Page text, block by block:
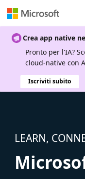
Crea app native
Pronto per l'IA?
cloud-native con
Iscriviti subito
LEARN,